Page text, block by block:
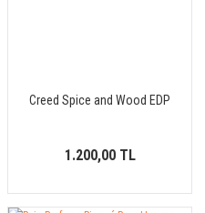
Creed Spice and Wood EDP
1.200,00 TL